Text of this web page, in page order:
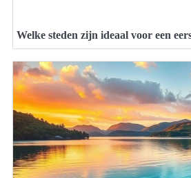
Welke steden zijn ideaal voor een